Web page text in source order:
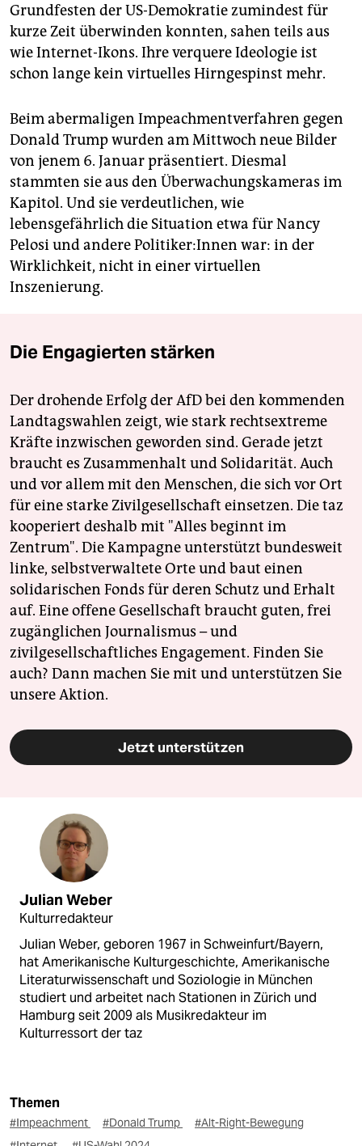
Grundfesten der US-Demokratie zumindest für
kurze Zeit überwinden konnten, sahen teils aus
wie Internet-Ikons. Ihre verquere Ideologie ist
schon lange kein virtuelles Hirngespinst mehr.
Beim abermaligen Impeachmentverfahren gegen
Donald Trump wurden am Mittwoch neue Bilder
von jenem 6. Januar präsentiert. Diesmal
stammten sie aus den Überwachungskameras im
Kapitol. Und sie verdeutlichen, wie
lebensgefährlich die Situation etwa für Nancy
Pelosi und andere Po­li­ti­ke­r:In­nen war: in der
Wirklichkeit, nicht in einer virtuellen
Inszenierung.
Die Engagierten stärken
Der drohende Erfolg der AfD bei den kommenden
Landtagswahlen zeigt, wie stark rechtsextreme
Kräfte inzwischen geworden sind. Gerade jetzt
braucht es Zusammenhalt und Solidarität. Auch
und vor allem mit den Menschen, die sich vor Ort
für eine starke Zivilgesellschaft einsetzen. Die taz
kooperiert deshalb mit "Alles beginnt im
Zentrum". Die Kampagne unterstützt bundesweit
linke, selbstverwaltete Orte und baut einen
solidarischen Fonds für deren Schutz und Erhalt
auf. Eine offene Gesellschaft braucht guten, frei
zugänglichen Journalismus – und
zivilgesellschaftliches Engagement. Finden Sie
auch? Dann machen Sie mit und unterstützen Sie
unsere Aktion.
Jetzt unterstützen
Julian Weber
Kulturredakteur
Julian Weber, geboren 1967 in Schweinfurt/Bayern,
hat Amerikanische Kulturgeschichte, Amerikanische
Literaturwissenschaft und Soziologie in München
studiert und arbeitet nach Stationen in Zürich und
Hamburg seit 2009 als Musikredakteur im
Kulturressort der taz
Themen
#Impeachment #Donald Trump
#Alt-Right-Bewegung